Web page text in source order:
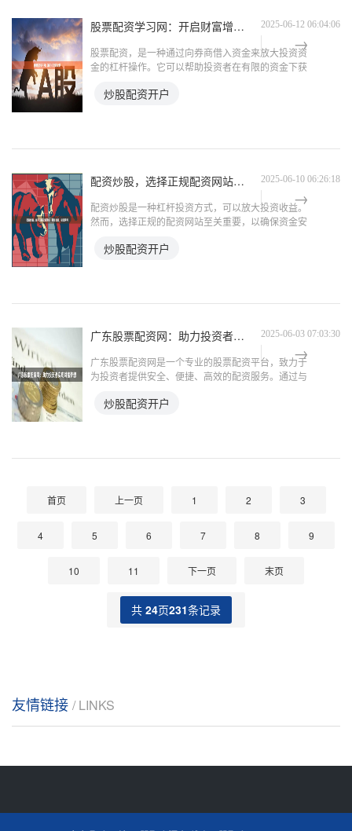
股票配资学习网：开启财富增值之路 2025-06-12 06:04:06
股票配资，是一种通过向券商借入资金来放大投资资
金的杠杆操作。它可以帮助投资者在有限的资金下获
学习网应运而生，为投资者提供全面的股票配资知识
炒股配资开户
配资炒股，选择正规配资网站，稳健投资，轻松获利 2025-06-10 06:26:18
配资炒股是一种杠杆投资方式，可以放大投资收益。
然而，选择正规的配资网站至关重要，以确保资金安
监管合规：**选择受监管机构（如证监会）监管的配
炒股配资开户
广东股票配资网：助力投资者实现财富梦想 2025-06-03 07:03:30
广东股票配资网是一个专业的股票配资平台，致力于
为投资者提供安全、便捷、高效的配资服务。通过与
杆资金，帮助他们放大收益，实现财富梦想。 **安全
炒股配资开户
首页 上一页 1 2 3
4 5 6 7 8 9
10 11 下一页 末页
共 24页231条记录
友情链接 / LINKS